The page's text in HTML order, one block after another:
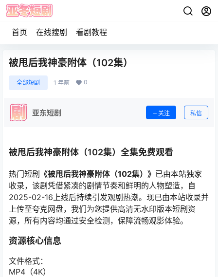
首页 在线搜剧 看剧教程
被甩后我神豪附体（102集）
全部短剧 1 年前 0
亚东短剧 关注 私信
被甩后我神豪附体（102集）全集免费观看
热门短剧 《被甩后我神豪附体（102集）》 已由本站独家
收录，该剧凭借紧凑的剧情节奏和鲜明的人物塑造，自
2025-02-16上线后持续引发观剧热潮。现已由本站收录并
上传至夸克网盘，我们为您提供高清无水印版本短剧资
源，所有内容均通过安全检测，保障流畅观影体验。
资源核心信息
文件格式：
MP4（4K）